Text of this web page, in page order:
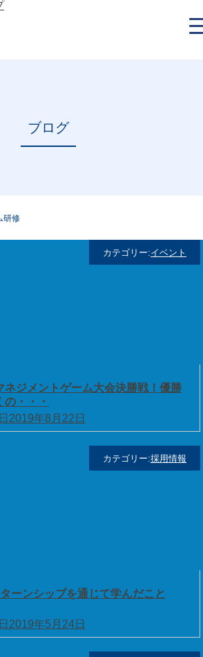
ブログ
研修
カテゴリー:イベント
ネジメントゲーム大会決勝戦！優勝
・・・
2019年8月22日
カテゴリー:採用情報
ーンシップを通じて学んだこと
2019年5月24日